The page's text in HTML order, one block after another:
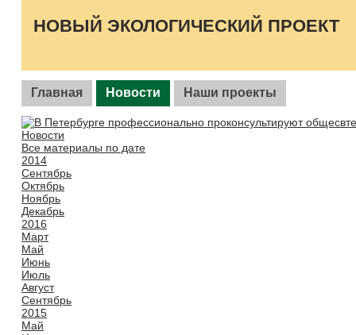
НОВЫЙ ЭКОЛОГИЧЕСКИЙ ПРОЕКТ
Главная Новости Наши проекты
Новости
Все материалы по дате
2014
Сентябрь
Октябрь
Ноябрь
Декабрь
2016
Март
Май
Июнь
Июль
Август
Сентябрь
2015
Май